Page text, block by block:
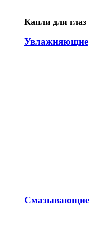
Капли для глаз
Увлажняющие
Смазывающие